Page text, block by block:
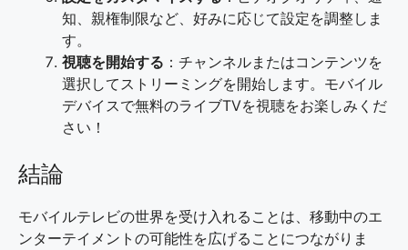
知、親権制限など、好みに応じて設定を調整しま
す。
視聴を開始する ：チャンネルまたはコンテンツを
選択してストリーミングを開始します。モバイル
デバイスで無料のライブTVを視聴をお楽しみくだ
さい！
結論
モバイルテレビの世界を受け入れることは、移動中のエ
ンターテイメントの可能性を広げることにつながりま